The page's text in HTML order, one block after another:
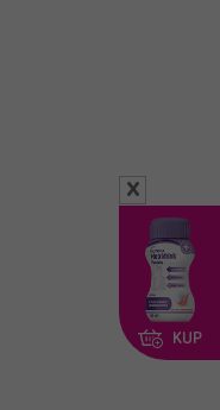
x
KUP